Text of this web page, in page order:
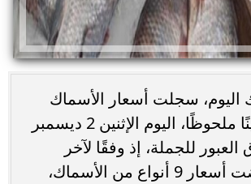
اليوم، سجلت أسعار الأسماك
والجمبري، تباينًا ملحوظًا، اليوم الإثنين 2 ديسمبر
العبور للجملة، إذ وفقًا لآخر
تحديث؛ انخفضت أسعار 9 أنواع من الأسماك،